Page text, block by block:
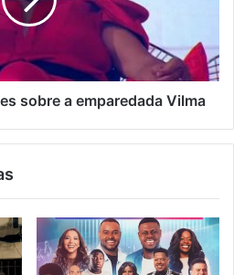
sobre a emparedada Vilma